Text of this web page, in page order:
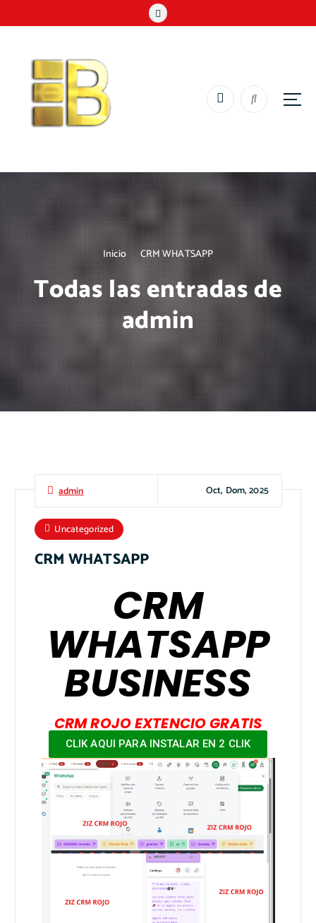
Inicio CRM WHATSAPP
Todas las entradas de
admin
admin Oct, Dom, 2025
Uncategorized
CRM WHATSAPP
CRM
WHATSAPP
BUSINESS
CRM ROJO EXTENCIO GRATIS
CLIK AQUI PARA INSTALAR EN 2 CLIK